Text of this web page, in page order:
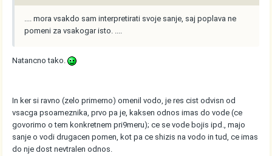
.... mora vsakdo sam interpretirati svoje sanje, saj poplava ne
pomeni za vsakogar isto. ....
Natancno tako.
In ker si ravno (zelo primerno) omenil vodo, je res cist odvisn od
vsacga psoameznika, prvo pa je, kaksen odnos imas do vode (ce
govorimo o tem konkretnem pri9meru); ce se vode bojis ipd., majo
sanje o vodi drugacen pomen, kot pa ce shizis na vodo in tud, ce imas
do nje dost nevtralen odnos.